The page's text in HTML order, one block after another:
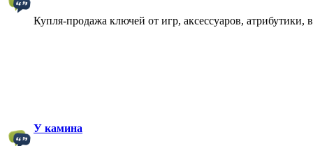
Купля-продажа ключей от игр, аксессуаров, атрибутики,
У камина